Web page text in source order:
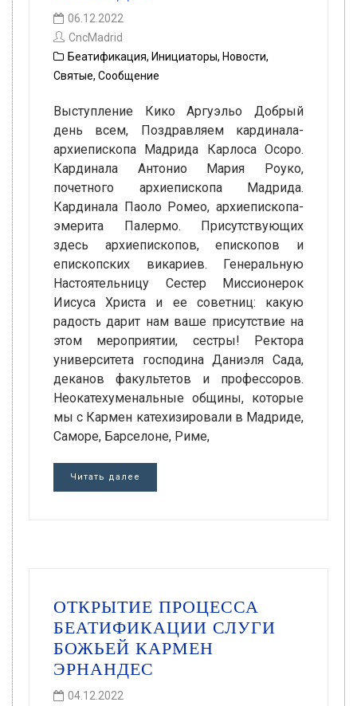
06.12.2022
CncMadrid
Беатификация, Инициаторы, Новости,
Святые, Сообщение
Выступление Кико Аргуэльо Добрый
день всем, Поздравляем кардинала-
архиепископа Мадрида Карлоса Осоро.
Кардинала Антонио Мария Роуко,
почетного архиепископа Мадрида.
Кардинала Паоло Ромео, архиепископа-
эмерита Палермо. Присутствующих
здесь архиепископов, епископов и
епископских викариев. Генеральную
Настоятельницу Сестер Миссионерок
Иисуса Христа и ее советниц: какую
радость дарит нам ваше присутствие на
этом мероприятии, сестры! Ректора
университета господина Даниэля Сада,
деканов факультетов и профессоров.
Неокатехуменальные общины, которые
мы с Кармен катехизировали в Мадриде,
Саморе, Барселоне, Риме,
Читать далее
ОТКРЫТИЕ ПРОЦЕССА
БЕАТИФИКАЦИИ СЛУГИ
БОЖЬЕЙ КАРМЕН
ЭРНАНДЕС
04.12.2022